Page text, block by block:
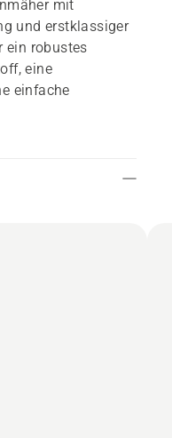
mit
und erstklassiger
ein robustes
eine
einfache